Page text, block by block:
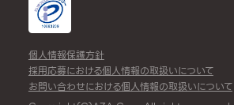
個人情報保護方針
採用応募における個人情報の取扱いについて
お問い合わせにおける個人情報の取扱いについて